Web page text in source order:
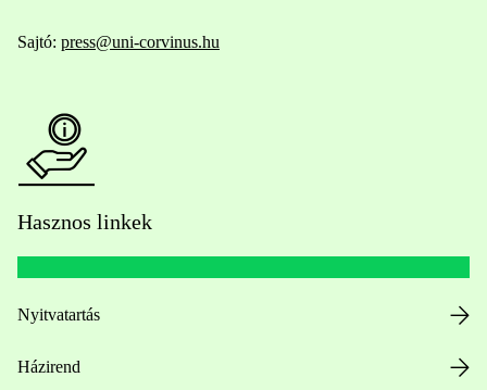
Sajtó: press@uni-corvinus.hu
Hasznos linkek
Nyitvatartás
Házirend